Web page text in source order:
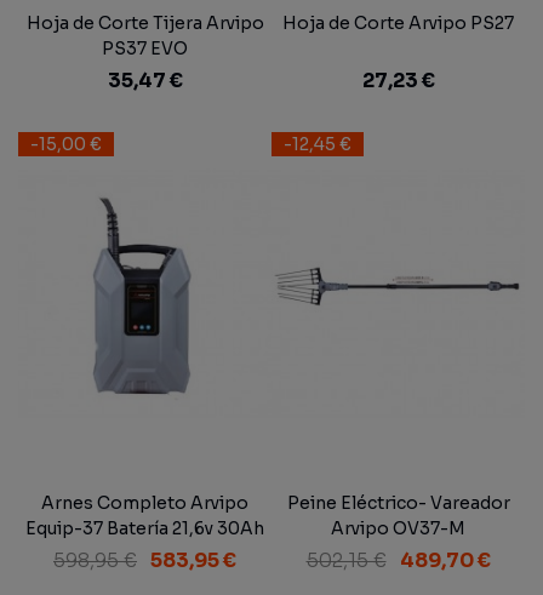
Hoja de Corte Tijera Arvipo
PS37 EVO
35,47 €
Hoja de Corte Arvipo PS27
27,23 €
-15,00 €
Arnes Completo Arvipo
Equip-37 Batería 21,6v 30Ah
+ Cargador + Cable
598,95 € 583,95 €
-12,45 €
Peine Eléctrico- Vareador
Arvipo OV37-M
502,15 € 489,70 €